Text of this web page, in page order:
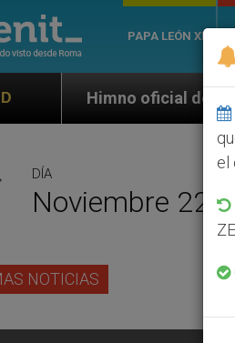
PAPA LEÓN XIV
de la Jornada Mundial de
DÍA
Noviembre
NOTICIAS
el